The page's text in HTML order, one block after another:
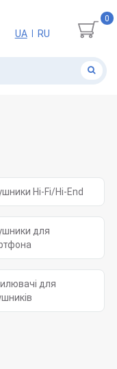
0
UA RU
Hi-Fi/Hi-End
для
для